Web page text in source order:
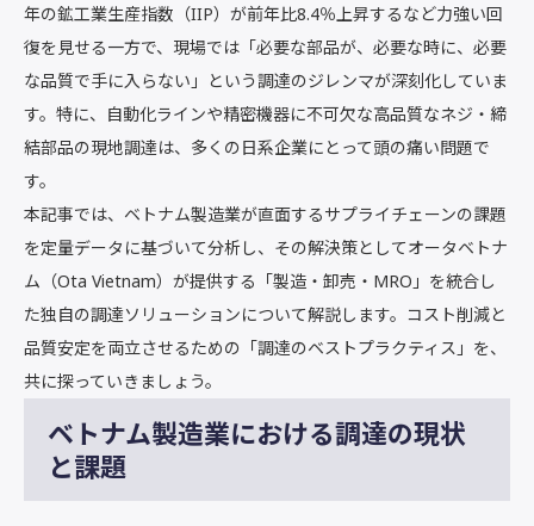
年の鉱工業生産指数（IIP）が前年比8.4％上昇するなど力強い回
復を見せる一方で、現場では「必要な部品が、必要な時に、必要
な品質で手に入らない」という調達のジレンマが深刻化していま
す。特に、自動化ラインや精密機器に不可欠な高品質なネジ・締
結部品の現地調達は、多くの日系企業にとって頭の痛い問題で
す。
本記事では、ベトナム製造業が直面するサプライチェーンの課題
を定量データに基づいて分析し、その解決策としてオータベトナ
ム（Ota Vietnam）が提供する「製造・卸売・MRO」を統合し
た独自の調達ソリューションについて解説します。コスト削減と
品質安定を両立させるための「調達のベストプラクティス」を、
共に探っていきましょう。
ベトナム製造業における調達の現状
と課題